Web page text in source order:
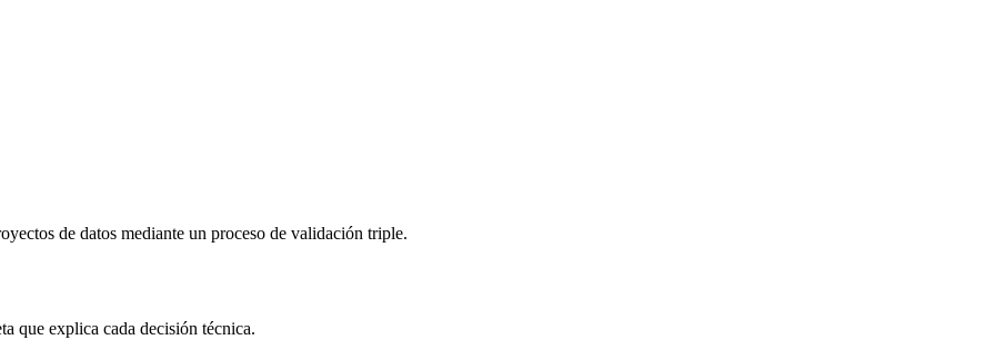
de datos mediante un proceso de validación triple.
que explica cada decisión técnica.